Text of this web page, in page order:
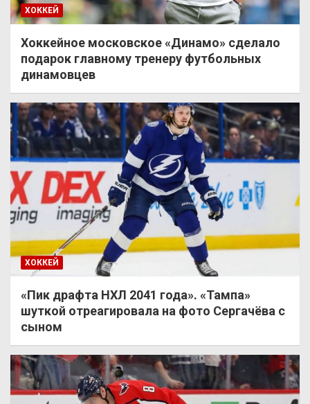
ХОККЕЙ
Хоккейное московское «Динамо» сделало
подарок главному тренеру футбольных
динамовцев
ХОККЕЙ
«Пик драфта НХЛ 2041 года». «Тампа»
шуткой отреагировала на фото Сергачёва с
сыном